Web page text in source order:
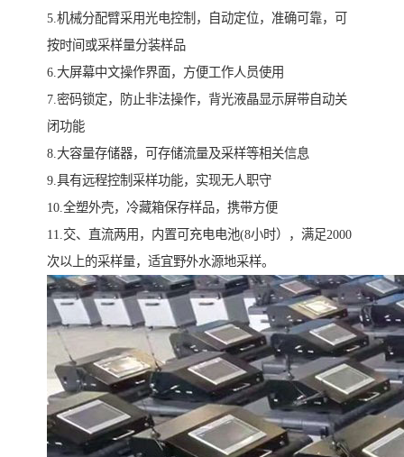
5.机械分配臂采用光电控制，自动定位，准确可靠，可
按时间或采样量分装样品
6.大屏幕中文操作界面，方便工作人员使用
7.密码锁定，防止非法操作，背光液晶显示屏带自动关
闭功能
8.大容量存储器，可存储流量及采样等相关信息
9.具有远程控制采样功能，实现无人职守
10.全塑外壳，冷藏箱保存样品，携带方便
11.交、直流两用，内置可充电电池(8小时），满足2000
次以上的采样量，适宜野外水源地采样。